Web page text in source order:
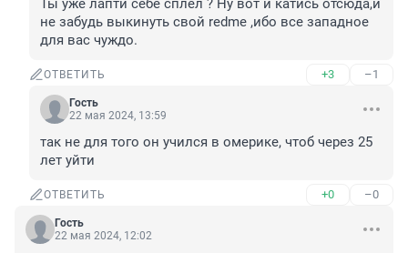
Ты уже лапти себе сплел ? Ну вот и катись отсюда,и
не забудь выкинуть свой redme ,ибо все западное
для вас чуждо.
ОТВЕТИТЬ +3 –1
Гость
22 мая 2024, 13:59
так не для того он учился в омерике, чтоб через 25
лет уйти
ОТВЕТИТЬ +0 –0
Гость
22 мая 2024, 12:02